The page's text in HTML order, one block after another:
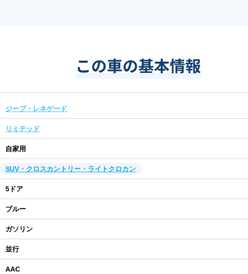
この車の基本情報
ジープ・レネゲード
リミテッド
自家用
SUV・クロスカントリー・ライトクロカン
5 ドア
ブルー
ガソリン
並行
AAC